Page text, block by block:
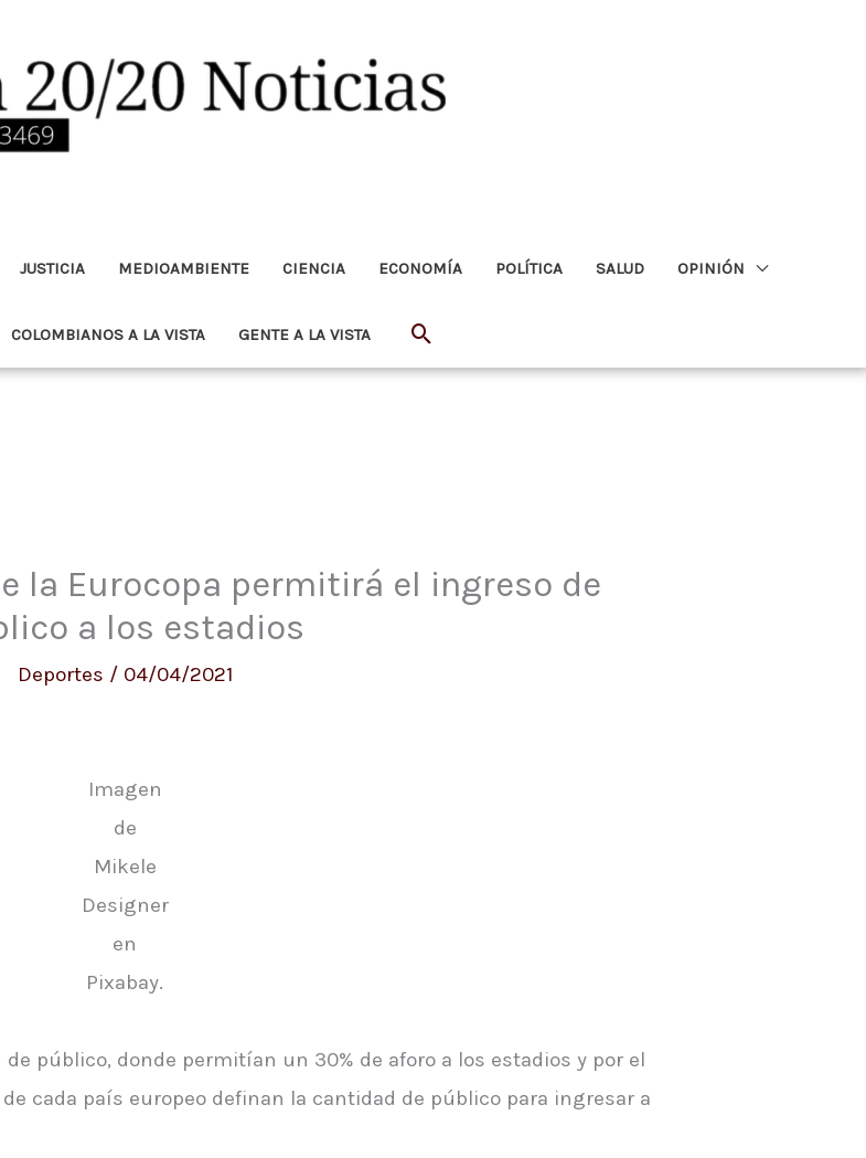
JUSTICIA MEDIOAMBIENTE CIENCIA ECONOMÍA POLÍTICA SALUD OPINIÓN
COLOMBIANOS A LA VISTA GENTE A LA VISTA Buscar
la Eurocopa permitirá el ingreso de
a los estadios
Deportes / 04/04/2021
Imagen
de
Mikele
Designer
en
Pixabay.
público, donde permitían un 30% de aforo a los estadios y por el
cada país europeo definan la cantidad de público para ingresar a